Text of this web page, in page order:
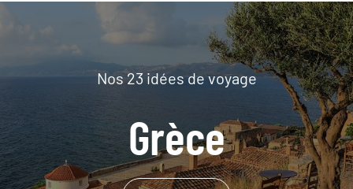
Nos 23 idées de voyage
Grèce